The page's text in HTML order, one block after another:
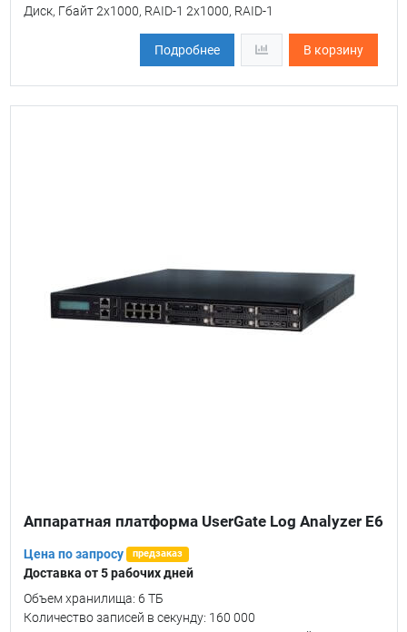
Диск, Гбайт 2х1000, RAID-1 2х1000, RAID-1
Подробнее В корзину
Аппаратная платформа UserGate Log Analyzer Е6
Цена по запросу предзаказ
Доставка от 5 рабочих дней
Объем хранилища: 6 ТБ
Количество записей в секунду: 160 000